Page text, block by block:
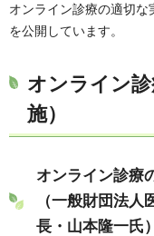
オンライン診療の適切
を公開しています。
オンライン
施）
オンライン診療
（一般財団法
長・山本隆一氏）